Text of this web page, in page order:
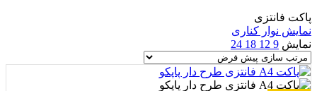
پاکت فانتزی
نمایش نوار کناری
نمایش 9
12
18
24